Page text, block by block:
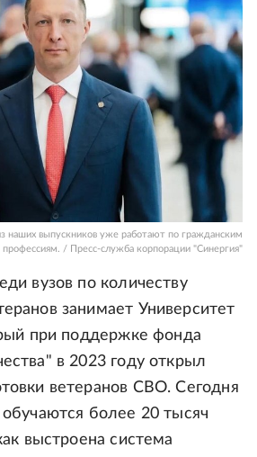
наших выпускников уже работают по гражданским
профессиям. / Пресс-служба корпорации "Синергия"
вузов по количеству
занимает Университет
при поддержке фонда
в 2023 году открыл
ветеранов СВО. Сегодня
более 20 тысяч
выстроена система